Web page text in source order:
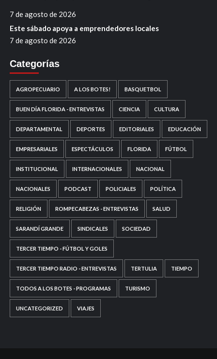
7 de agosto de 2026
Este sábado apoya a emprendedores locales
7 de agosto de 2026
Categorías
AGROPECUARIO A LOS BOTES! BASQUETBOL
BUEN DÍA FLORIDA - ENTREVISTAS CIENCIA CULTURA
DEPARTAMENTAL DEPORTES EDITORIALES EDUCACIÓN
EMPRESARIALES ESPECTÁCULOS FLORIDA FÚTBOL
INSTITUCIONAL INTERNACIONALES NACIONAL
NACIONALES PODCAST POLICIALES POLÍTICA
RELIGIÓN ROMPECABEZAS - ENTREVISTAS SALUD
SARANDÍ GRANDE SINDICALES SOCIEDAD
TERCER TIEMPO - FÚTBOL Y GOLES
TERCER TIEMPO RADIO - ENTREVISTAS TERTULIA TIEMPO
TODOS A LOS BOTES - PROGRAMAS TURISMO
UNCATEGORIZED VIAJES